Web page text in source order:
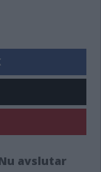
avslutar